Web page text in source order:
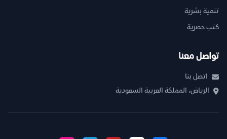
تنمية بشرية
كتب حصرية
تواصل معنا
اتصل بنا
الرياض، المملكة العربية السعودية